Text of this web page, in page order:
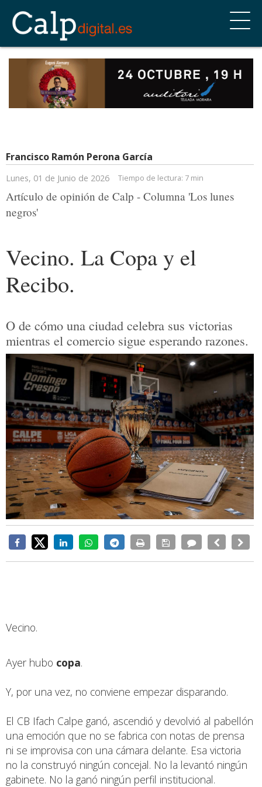
Francisco Ramón Perona García
Lunes, 01 de Junio de 2026 Tiempo de lectura: 7 min
Artículo de opinión de Calp - Columna 'Los lunes
negros'
Vecino. La Copa y el
Recibo.
O de cómo una ciudad celebra sus victorias
mientras el comercio sigue esperando razones.
Vecino.
Ayer hubo copa.
Y, por una vez, no conviene empezar disparando.
El CB Ifach Calpe ganó, ascendió y devolvió al pabellón
una emoción que no se fabrica con notas de prensa
ni se improvisa con una cámara delante. Esa victoria
no la construyó ningún concejal. No la levantó ningún
gabinete. No la ganó ningún perfil institucional.